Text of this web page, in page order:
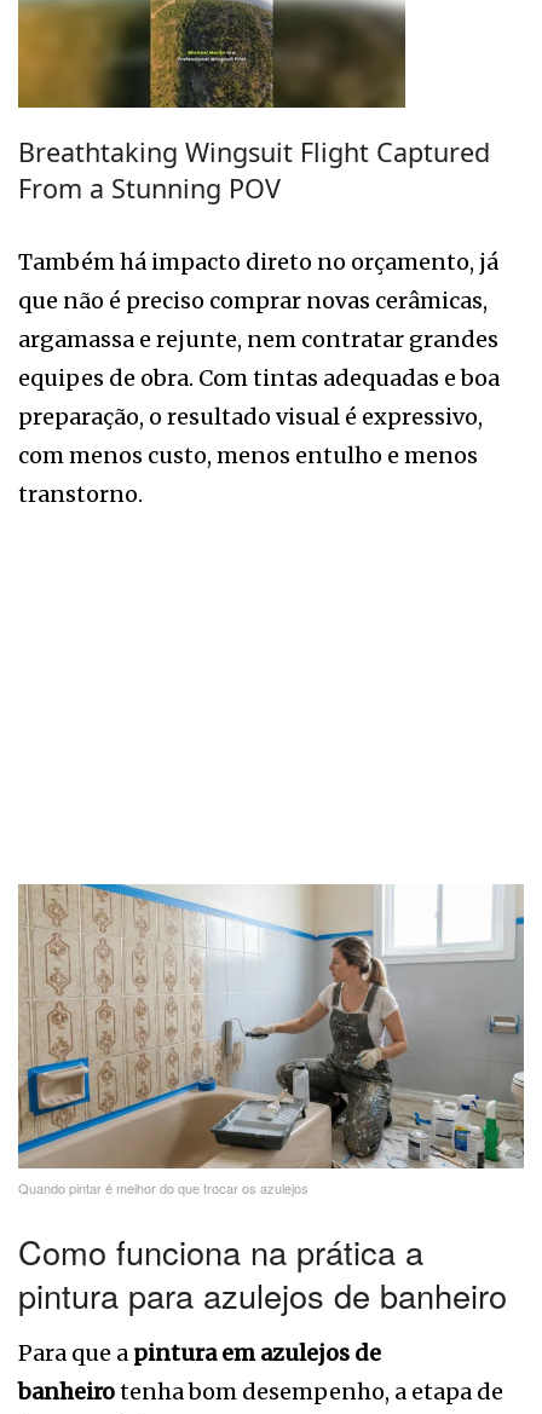
Breathtaking Wingsuit Flight Captured
From a Stunning POV
Também há impacto direto no orçamento, já
que não é preciso comprar novas cerâmicas,
argamassa e rejunte, nem contratar grandes
equipes de obra. Com tintas adequadas e boa
preparação, o resultado visual é expressivo,
com menos custo, menos entulho e menos
transtorno.
Quando pintar é melhor do que trocar os azulejos
Como funciona na prática a
pintura para azulejos de banheiro
Para que a pintura em azulejos de
banheirotenha bom desempenho, a etapa de